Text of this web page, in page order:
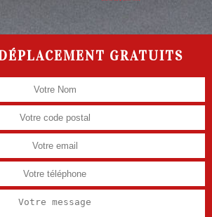
GRATUITS